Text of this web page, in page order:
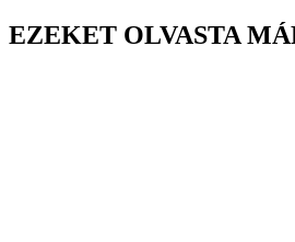
EZEKET OLVASTA